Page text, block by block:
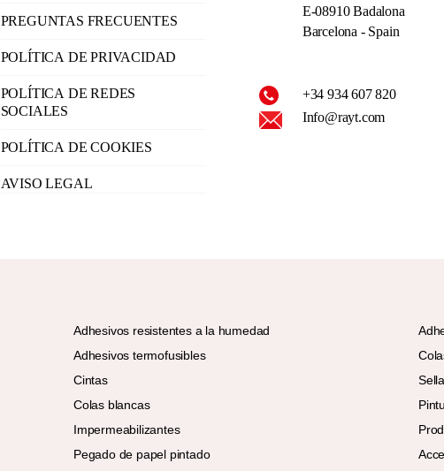
PREGUNTAS FRECUENTES
POLÍTICA DE PRIVACIDAD
POLÍTICA DE REDES
SOCIALES
POLÍTICA DE COOKIES
AVISO LEGAL
E-08910 Badalona
Barcelona - Spain
+34 934 607 820
Info@rayt.com
Adhesivos resistentes a la humedad
Adhesivos termofusibles
Cintas
Colas blancas
Impermeabilizantes
Pegado de papel pintado